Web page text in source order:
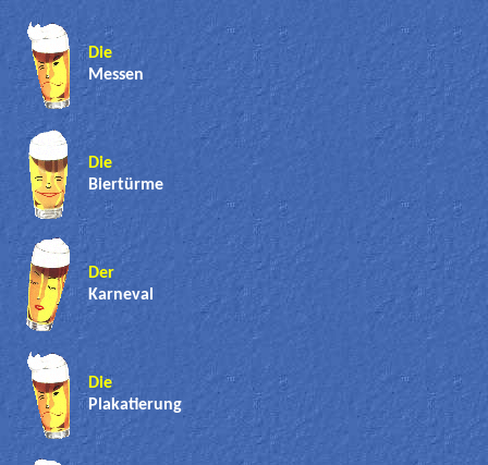
Die
Messen
Die
Biertürme
Der
Karneval
Die
Plakatierung